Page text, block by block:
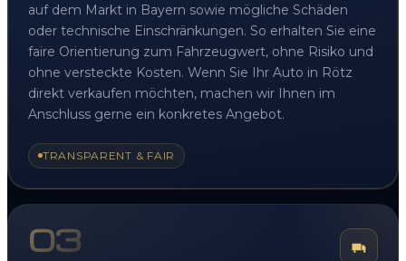
auf dem Markt in Bayern sowie mögliche Schäden
oder technische Einschränkungen. So erhalten Sie eine
faire Orientierung zum Fahrzeugwert, ohne Risiko und
ohne versteckte Kosten. Wenn Sie Ihr Auto in Rötz
direkt verkaufen möchten, machen wir Ihnen im
Anschluss gerne ein konkretes Angebot.
TRANSPARENT & FAIR
03